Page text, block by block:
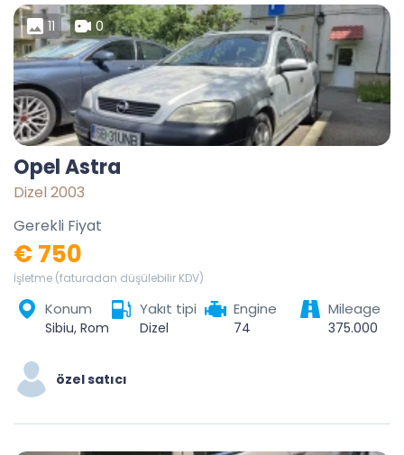
11 0
Opel Astra
Dizel 2003
Gerekli Fiyat
€ 750
İşletme (faturadan düşülebilir KDV)
Konum Yakıt tipi
Dizel
Engine
74
Mileage
375.000
özel satıcı